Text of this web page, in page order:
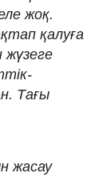
жоқ.
қалуға
Тағы
жасау